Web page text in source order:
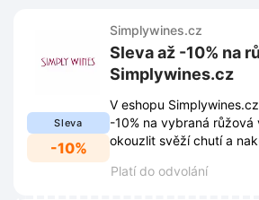
Sleva
-10%
Simplywines.cz
Sleva až -10% na
Simplywines.cz
V eshopu
-10% na vybraná růžová
okouzlit svěží chutí a
Platí do odvolání